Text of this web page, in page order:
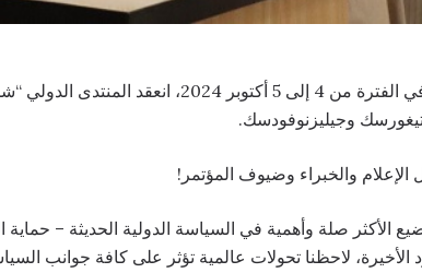
في الفترة من 4 إلى 5 أكتوبر 2024، انعقد
وجيليزنوفودسك.
الإعلام والخبراء وضيوف المؤتمر!
الأكثر صلة وأهمية في السياسة الدولية الحديثة –
لاحظنا تحولات عالمية تؤثر على كافة جوانب